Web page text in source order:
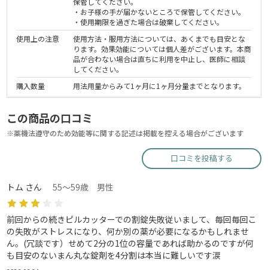
・お子様の手が届かないところで保管してください。
・使用期限を過ぎた場合は破棄してください。
使用上の注意
使用方法・服用方法については、あくまでも目安とな
ります。効果効能については個人差がございます。本商
品が合わない場合は直ちに利用を中止し、医師に相談
してください。
購入数量
用法用量からみて1ヶ月に1ヶ月分量までとなります。
この商品の口コミ
※薬機法遵守のため効能等に関する記述は掲載を控える場合がございます
口コミを投稿する
トム さん 55～59歳 男性
前回からの続きピルカッターでの割錠失敗従いまして、毎回毎回こ
の失敗がストレスになり、何か別の薬が必要になるかもしれませ
ん。(冗談です）せめて2分の1位の容量であれば助かるのですが何
も目安のないまん丸な錠剤を4分割は本当に難しいです涙